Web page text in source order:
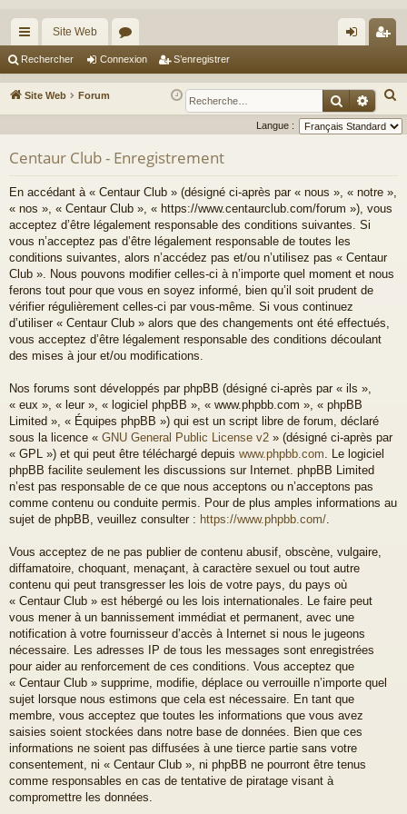
cc
ès
ra
Site Web
or
u
m
ne
xi
nr
eg
r
Rechercher Connexion S’enregistrer
Site Web Forum
e
c
Langue :
Centaur Club - Enregistrement
En accédant à « Centaur Club » (désigné ci-après par « nous », « notre »,
« nos », « Centaur Club », « https://www.centaurclub.com/forum »), vous
acceptez d’être légalement responsable des conditions suivantes. Si
vous n’acceptez pas d’être légalement responsable de toutes les
conditions suivantes, alors n’accédez pas et/ou n’utilisez pas « Centaur
Club ». Nous pouvons modifier celles-ci à n’importe quel moment et nous
ferons tout pour que vous en soyez informé, bien qu’il soit prudent de
vérifier régulièrement celles-ci par vous-même. Si vous continuez
d’utiliser « Centaur Club » alors que des changements ont été effectués,
vous acceptez d’être légalement responsable des conditions découlant
des mises à jour et/ou modifications.
Nos forums sont développés par phpBB (désigné ci-après par « ils »,
« eux », « leur », « logiciel phpBB », « www.phpbb.com », « phpBB
Limited », « Équipes phpBB ») qui est un script libre de forum, déclaré
sous la licence « GNU General Public License v2 » (désigné ci-après par
« GPL ») et qui peut être téléchargé depuis www.phpbb.com . Le logiciel
phpBB facilite seulement les discussions sur Internet. phpBB Limited
n’est pas responsable de ce que nous acceptons ou n’acceptons pas
comme contenu ou conduite permis. Pour de plus amples informations au
sujet de phpBB, veuillez consulter : https://www.phpbb.com/
Vous acceptez de ne pas publier de contenu abusif, obscène, vulgaire,
diffamatoire, choquant, menaçant, à caractère sexuel ou tout autre
contenu qui peut transgresser les lois de votre pays, du pays où
« Centaur Club » est hébergé ou les lois internationales. Le faire peut
vous mener à un bannissement immédiat et permanent, avec une
notification à votre fournisseur d’accès à Internet si nous le jugeons
nécessaire. Les adresses IP de tous les messages sont enregistrées
pour aider au renforcement de ces conditions. Vous acceptez que
« Centaur Club » supprime, modifie, déplace ou verrouille n’importe quel
sujet lorsque nous estimons que cela est nécessaire. En tant que
membre, vous acceptez que toutes les informations que vous avez
saisies soient stockées dans notre base de données. Bien que ces
informations ne soient pas diffusées à une tierce partie sans votre
consentement, ni « Centaur Club », ni phpBB ne pourront être tenus
comme responsables en cas de tentative de piratage visant à
compromettre les données.